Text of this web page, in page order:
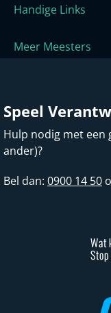
Handige Links
Meer Meesters
Speel
Hulp nodig met een
ander)?
Bel dan: 0900 14 50